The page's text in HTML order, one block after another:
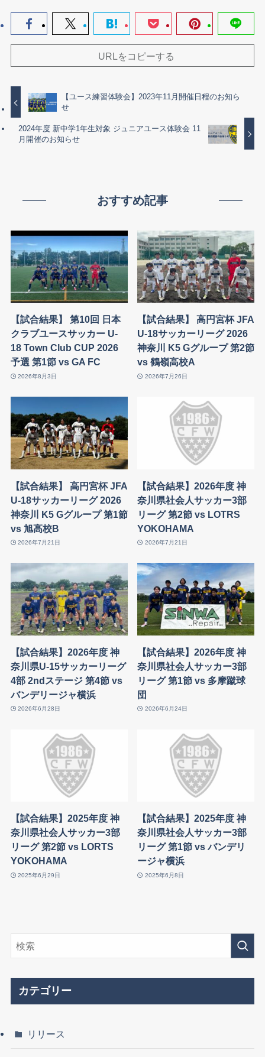
URLをコピーする
【ユース練習体験会】2023年11月開催日程のお知ら
せ
2024年度 新中学1年生対象 ジュニアユース体験会 11
月開催のお知らせ
おすすめ記事
【試合結果】 第10回 日本
クラブユースサッカー U-
18 Town Club CUP 2026
予選 第1節 vs GA FC
2026年8月3日
【試合結果】 高円宮杯 JFA
U-18サッカーリーグ 2026
神奈川 K5 Gグループ 第2節
vs 鶴嶺高校A
2026年7月26日
【試合結果】 高円宮杯 JFA
U-18サッカーリーグ 2026
神奈川 K5 Gグループ 第1節
vs 旭高校B
2026年7月21日
【試合結果】2026年度 神
奈川県社会人サッカー3部
リーグ 第2節 vs LOTRS
YOKOHAMA
2026年7月21日
【試合結果】2026年度 神
奈川県U-15サッカーリーグ
4部 2ndステージ 第4節 vs
バンデリージャ横浜
2026年6月28日
【試合結果】2026年度 神
奈川県社会人サッカー3部
リーグ 第1節 vs 多摩蹴球
団
2026年6月24日
【試合結果】2025年度 神
奈川県社会人サッカー3部
リーグ 第2節 vs LORTS
YOKOHAMA
2025年6月29日
【試合結果】2025年度 神
奈川県社会人サッカー3部
リーグ 第1節 vs バンデリ
ージャ横浜
2025年6月8日
カテゴリー
リリース